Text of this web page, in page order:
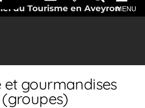
du Tourisme en AveyronMENU
et gourmandises
(groupes)